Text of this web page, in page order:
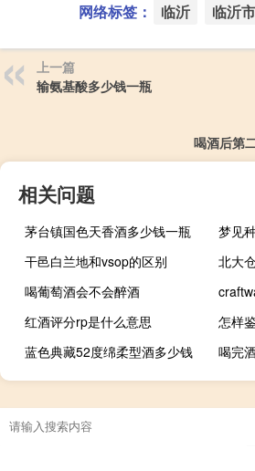
网络标签： 临沂 临沂市
上一篇
输氨基酸多少钱一瓶
喝酒后第
相关问题
茅台镇国色天香酒多少钱一瓶
梦见
干邑白兰地和vsop的区别
北大
喝葡萄酒会不会醉酒
红酒评分rp是什么意思
怎样
蓝色典藏52度绵柔型酒多少钱
喝完